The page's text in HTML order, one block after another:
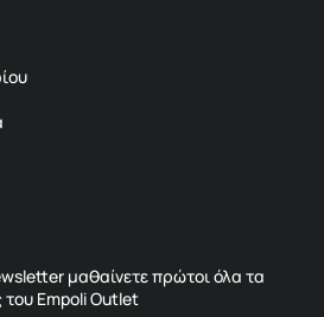
μαθαίνετε πρώτοι όλα τα
του Empoli Outlet